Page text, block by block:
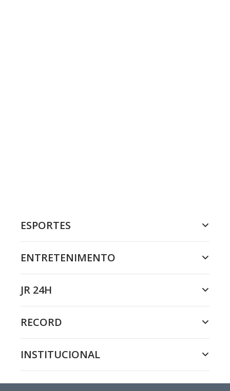
ESPORTES
ENTRETENIMENTO
JR 24H
RECORD
INSTITUCIONAL